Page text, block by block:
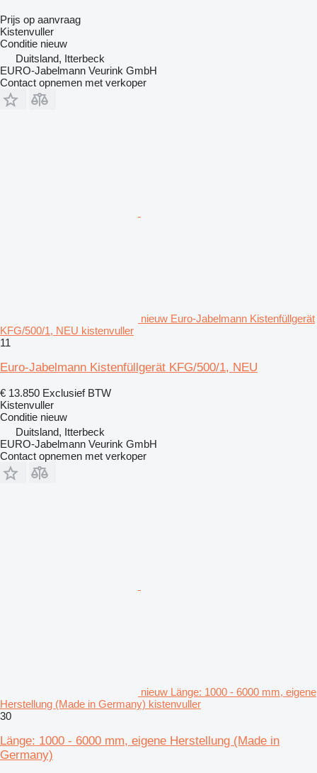
Prijs op aanvraag
Kistenvuller
Conditie nieuw
Duitsland, Itterbeck
EURO-Jabelmann Veurink GmbH
Contact opnemen met verkoper
nieuw Euro-Jabelmann Kistenfüllgerät
KFG/500/1, NEU kistenvuller
11
Euro-Jabelmann Kistenfüllgerät KFG/500/1, NEU
€ 13.850 Exclusief BTW
Kistenvuller
Conditie nieuw
Duitsland, Itterbeck
EURO-Jabelmann Veurink GmbH
Contact opnemen met verkoper
nieuw Länge: 1000 - 6000 mm, eigene
Herstellung (Made in Germany) kistenvuller
30
Länge: 1000 - 6000 mm, eigene Herstellung (Made in
Germany)